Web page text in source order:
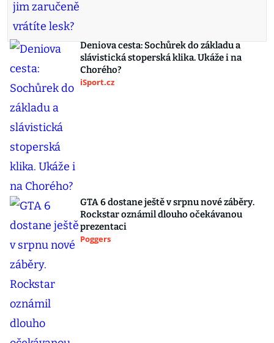
Deniova cesta: Sochůrek do základu a
slávistická stoperská klika. Ukáže i na
Chorého?
iSport.cz
GTA 6 dostane ještě v srpnu nové záběry.
Rockstar oznámil dlouho očekávanou
prezentaci
Poggers